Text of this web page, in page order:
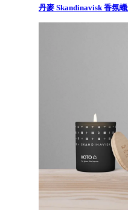
丹麥 Skandinavisk 香氛